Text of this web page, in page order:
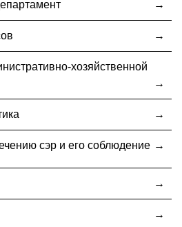
хозяйственной
сэр и его соблюдение